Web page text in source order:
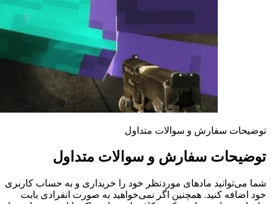
توضیحات سفارش و سوالات متداول
توضیحات سفارش و سوالات متداول
شما می‌توانید مادهای موردنظر خود را خریداری و به حساب کاربری
خود اضافه کنید. همچنین اگر نمی‌خواهید به صورت انفرادی بابت